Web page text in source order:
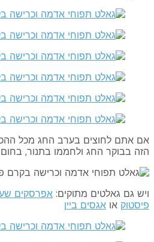
אתם לחוצים בערב החג מכל
בבוקר החג ולחממו בתנור, בחום
גם גאלטים מתוקים:אפרסקים
אואגסים ביין